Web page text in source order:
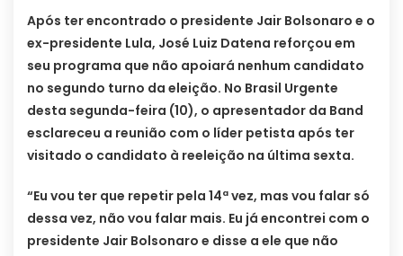
Após ter encontrado o presidente Jair Bolsonaro e o
ex-presidente Lula, José Luiz Datena reforçou em
seu programa que não apoiará nenhum candidato
no segundo turno da eleição. No Brasil Urgente
desta segunda-feira (10), o apresentador da Band
esclareceu a reunião com o líder petista após ter
visitado o candidato à reeleição na última sexta.
“Eu vou ter que repetir pela 14ª vez, mas vou falar só
dessa vez, não vou falar mais. Eu já encontrei com o
presidente Jair Bolsonaro e disse a ele que não